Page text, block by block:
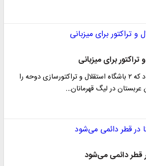
برای میزبانی
روزنامه الرایه قطر خبر داد که ۲ باشگاه استقلال و تراکتورسازی دوحه را
عربستان در لیگ قهرمانان…
قطر دائمی می‌شود